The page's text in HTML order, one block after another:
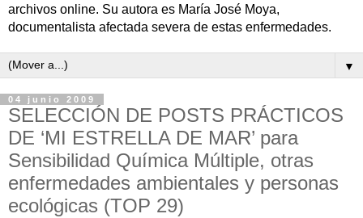
archivos online. Su autora es María José Moya,
documentalista afectada severa de estas enfermedades.
▼
04 junio 2009
SELECCIÓN DE POSTS PRÁCTICOS
DE ‘MI ESTRELLA DE MAR’ para
Sensibilidad Química Múltiple, otras
enfermedades ambientales y personas
ecológicas (TOP 29)